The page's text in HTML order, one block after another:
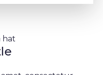
hat